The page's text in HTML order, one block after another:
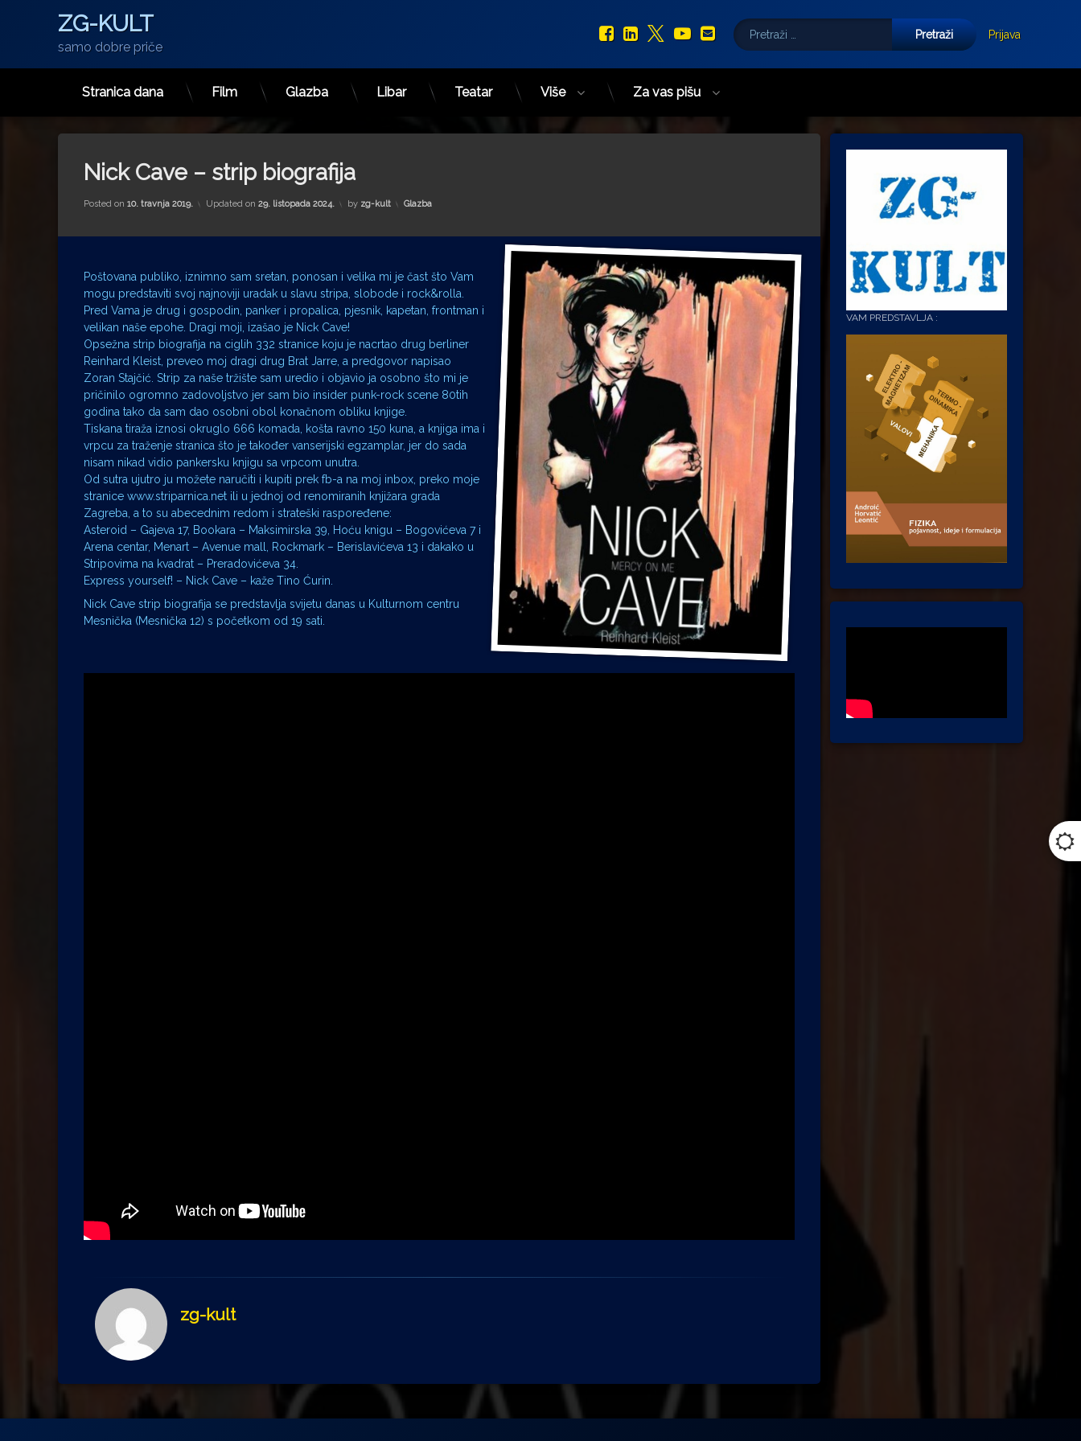
ZG-KULT
samo dobre priče
Facebook
LinkedIn
X.com
YouTube
E-mail
Pretraži:
Prijava
Stranica dana Film Glazba Libar Teatar Više Za vas pišu
Nick Cave – strip biografija
Posted on 10. travnja 2019. Updated on 29. listopada 2024. by zg-kult Kategorije:
Glazba
Poštovana publiko, iznimno sam sretan, ponosan i velika mi je čast što Vam
mogu predstaviti svoj najnoviji uradak u slavu stripa, slobode i rock&rolla.
Pred Vama je drug i gospodin, panker i propalica, pjesnik, kapetan, frontman i
velikan naše epohe. Dragi moji, izašao je Nick Cave!
Opsežna strip biografija na ciglih 332 stranice koju je nacrtao drug berliner
Reinhard Kleist, preveo moj dragi drug Brat Jarre, a predgovor napisao
Zoran Stajčić. Strip za naše tržište sam uredio i objavio ja osobno što mi je
pričinilo ogromno zadovoljstvo jer sam bio insider punk-rock scene 80tih
godina tako da sam dao osobni obol konačnom obliku knjige.
Tiskana tiraža iznosi okruglo 666 komada, košta ravno 150 kuna, a knjiga ima i
vrpcu za traženje stranica što je također vanserijski egzamplar, jer do sada
nisam nikad vidio pankersku knjigu sa vrpcom unutra.
Od sutra ujutro ju možete naručiti i kupiti prek fb-a na moj inbox, preko moje
stranice www.striparnica.net ili u jednoj od renomiranih knjižara grada
Zagreba, a to su abecednim redom i strateški raspoređene:
Asteroid – Gajeva 17, Bookara – Maksimirska 39, Hoću knigu – Bogovićeva 7 i
Arena centar, Menart – Avenue mall, Rockmark – Berislavićeva 13 i dakako u
Stripovima na kvadrat – Preradovićeva 34.
Express yourself! – Nick Cave – kaže Tino Ćurin.
Nick Cave strip biografija se predstavlja svijetu danas u Kulturnom centru
Mesnička (Mesnička 12) s početkom od 19 sati.
zg-kult
VAM PREDSTAVLJA :